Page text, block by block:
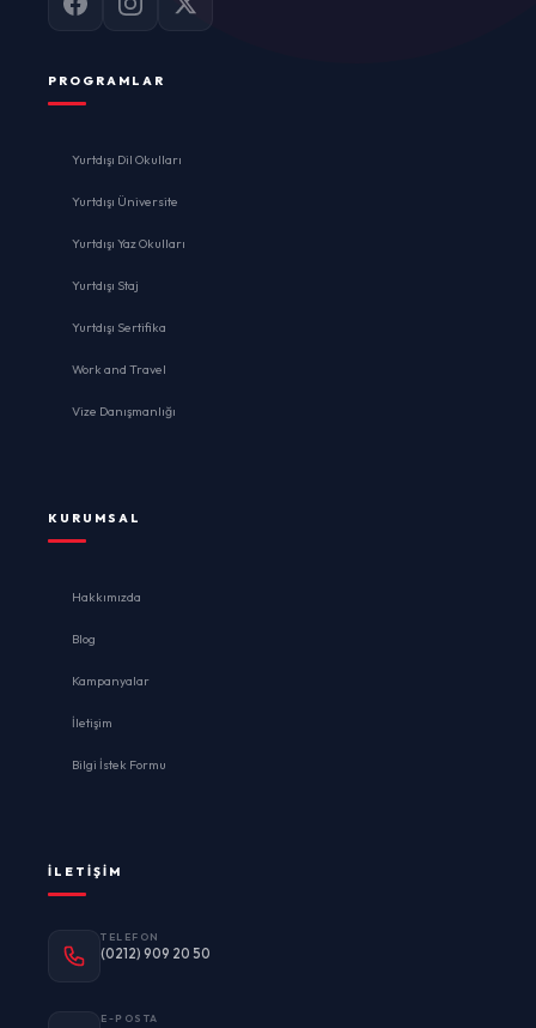
PROGRAMLAR
Yurtdışı Dil Okulları
Yurtdışı Üniversite
Yurtdışı Yaz Okulları
Yurtdışı Staj
Yurtdışı Sertifika
Work and Travel
Vize Danışmanlığı
KURUMSAL
Hakkımızda
Blog
Kampanyalar
İletişim
Bilgi İstek Formu
İLETIŞIM
TELEFON
(0212) 909 20 50
E-POSTA